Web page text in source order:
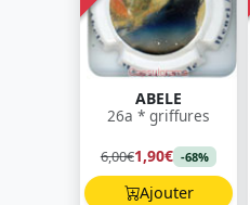
ABELE
26a * griffures
6,00€1,90€ -68%
Ajouter